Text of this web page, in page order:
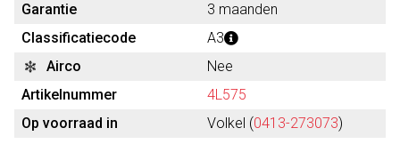
Garantie
3 maanden
Classificatiecode
A3
Airco
Nee
Artikelnummer
4L575
Op voorraad in
Volkel (0413-273073)